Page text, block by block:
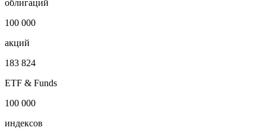
облигаций
100 000
акций
183 824
ETF & Funds
100 000
индексов